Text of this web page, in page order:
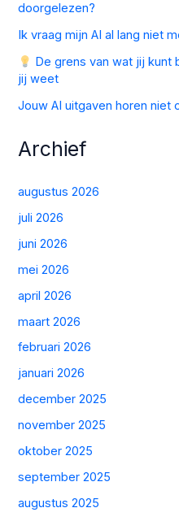
doorgelezen?
Ik vraag mijn AI al lang niet
De grens van wat jij kunt
jij weet
Jouw AI uitgaven horen niet
Archief
augustus 2026
juli 2026
juni 2026
mei 2026
april 2026
maart 2026
februari 2026
januari 2026
december 2025
november 2025
oktober 2025
september 2025
augustus 2025